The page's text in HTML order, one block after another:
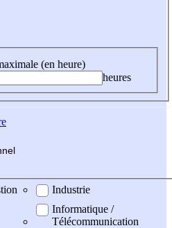
(en heure)
heures
Industrie
Informatique /
Télécommunication